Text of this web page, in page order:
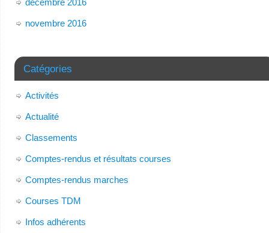
novembre 2016
Catégories
Activités
Actualité
Classements
Comptes-rendus et résultats courses
Comptes-rendus marches
Courses TDM
Infos adhérents